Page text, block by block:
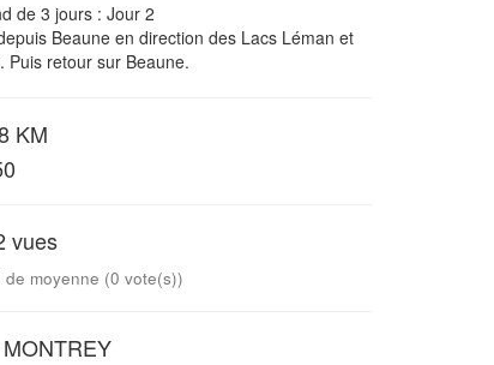
de 3 jours : Jour 2
Beaune en direction des Lacs Léman et
Puis retour sur Beaune.
KM
vues
de moyenne (0 vote(s))